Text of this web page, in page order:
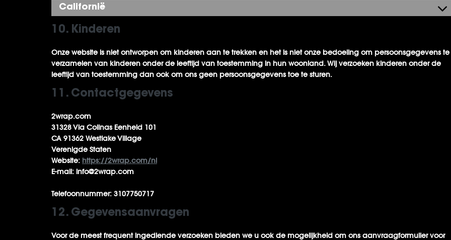
Californië
10. Kinderen
Onze website is niet ontworpen om kinderen aan te trekken en het is niet onze bedoeling om persoonsgegevens te
verzamelen van kinderen onder de leeftijd van toestemming in hun woonland. Wij verzoeken kinderen onder de
leeftijd van toestemming dan ook om ons geen persoonsgegevens toe te sturen.
11. Contactgegevens
2wrap.com
31328 Via Colinas Eenheid 101
CA 91362 Westlake Village
Verenigde Staten
Website: https://2wrap.com/nl
E-mail: info@2wrap.com
Telefoonnummer: 3107750717
12. Gegevensaanvragen
Voor de meest frequent ingediende verzoeken bieden we u ook de mogelijkheid om ons aanvraagformulier voor